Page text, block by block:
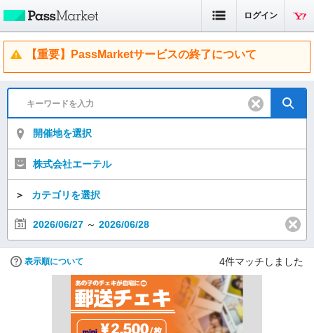
ログイン
【重要】PassMarketサービスの終了について
開催地を選択
株式会社エーテル
＞ カテゴリを選択
2026/06/27 ～ 2026/06/28
表示順について 4件マッチしました